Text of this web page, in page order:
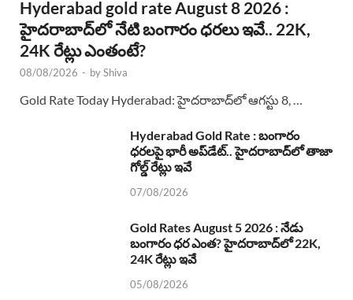
Hyderabad gold rate August 8 2026 :
హైదరాబాద్‌లో నేటి బంగారం ధరలు ఇవే.. 22K,
24K రేట్లు ఎంతంటే?
08/08/2026 - byShiva
Gold Rate Today Hyderabad: హైదరాబాద్‌లో ఆగస్టు 8, …
Hyderabad Gold Rate : బంగారం
ధరలపై భారీ అప్‌డేట్.. హైదరాబాద్‌లో తాజా
గోల్డ్ రేట్లు ఇవే
07/08/2026
Gold Rates August 5 2026 : నేడు
బంగారం ధర ఎంత? హైదరాబాద్‌లో 22K,
24K రేట్లు ఇవే
05/08/2026